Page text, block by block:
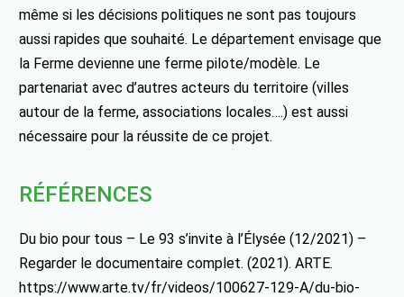
même si les décisions politiques ne sont pas toujours
aussi rapides que souhaité. Le département envisage que
la Ferme devienne une ferme pilote/modèle. Le
partenariat avec d’autres acteurs du territoire (villes
autour de la ferme, associations locales….) est aussi
nécessaire pour la réussite de ce projet.
RÉFÉRENCES
Du bio pour tous – Le 93 s’invite à l’Élysée (12/2021) –
Regarder le documentaire complet. (2021). ARTE.
https://www.arte.tv/fr/videos/100627-129-A/du-bio-